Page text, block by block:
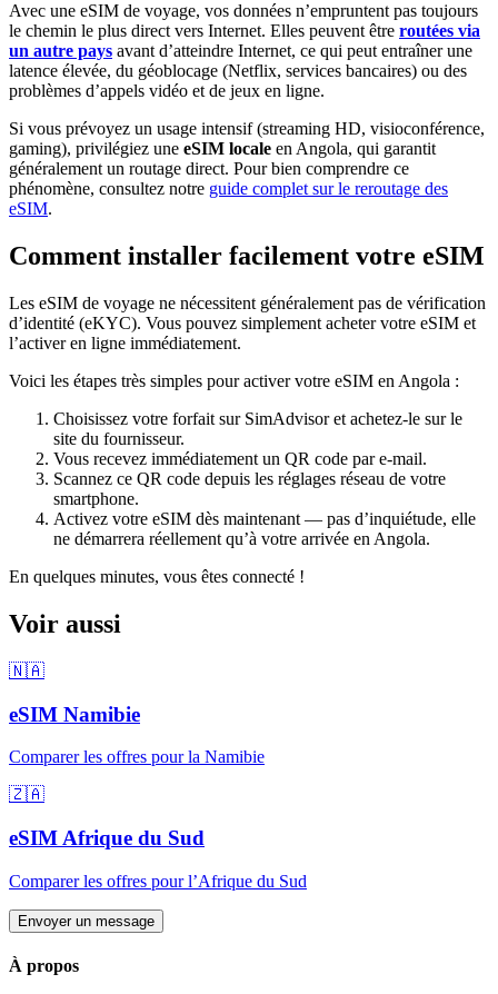
Avec une eSIM de voyage, vos données n’empruntent pas toujours
le chemin le plus direct vers Internet. Elles peuvent être routées via
un autre pays avant d’atteindre Internet, ce qui peut entraîner une
latence élevée, du géoblocage (Netflix, services bancaires) ou des
problèmes d’appels vidéo et de jeux en ligne.
Si vous prévoyez un usage intensif (streaming HD, visioconférence,
gaming), privilégiez une eSIM locale en Angola, qui garantit
généralement un routage direct. Pour bien comprendre ce
phénomène, consultez notre guide complet sur le reroutage des
eSIM.
Comment installer facilement votre eSIM
Les eSIM de voyage ne nécessitent généralement pas de vérification
d’identité (eKYC). Vous pouvez simplement acheter votre eSIM et
l’activer en ligne immédiatement.
Voici les étapes très simples pour activer votre eSIM en Angola :
Choisissez votre forfait sur SimAdvisor et achetez-le sur le
site du fournisseur.
Vous recevez immédiatement un QR code par e-mail.
Scannez ce QR code depuis les réglages réseau de votre
smartphone.
Activez votre eSIM dès maintenant — pas d’inquiétude, elle
ne démarrera réellement qu’à votre arrivée en Angola.
En quelques minutes, vous êtes connecté !
Voir aussi
🇳🇦
eSIM Namibie
Comparer les offres pourla Namibie
🇿🇦
eSIM Afrique du Sud
Comparer les offres pourl’Afrique du Sud
Envoyer un message
À propos